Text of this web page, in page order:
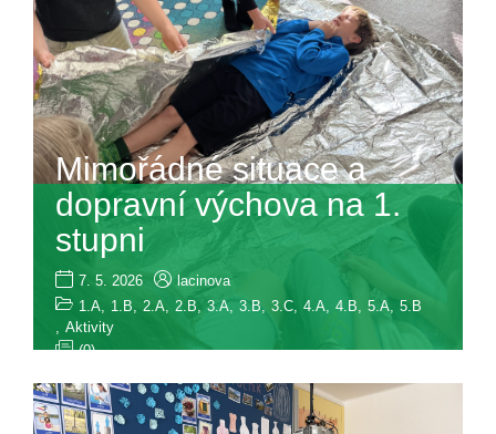
Mimořádné situace a
dopravní výchova na 1.
stupni
7. 5. 2026
lacinova
1.A, 1.B, 2.A, 2.B, 3.A, 3.B, 3.C, 4.A, 4.B, 5.A, 5.B
, Aktivity
(0)